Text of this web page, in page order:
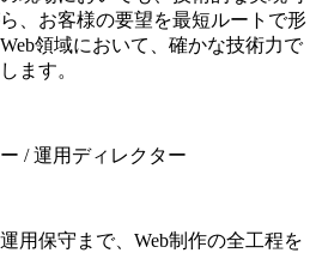
、お客様の要望を最短ルートで形
領域において、確かな技術力で
ます。
/ 運用ディレクター
用保守まで、Web制作の全工程を